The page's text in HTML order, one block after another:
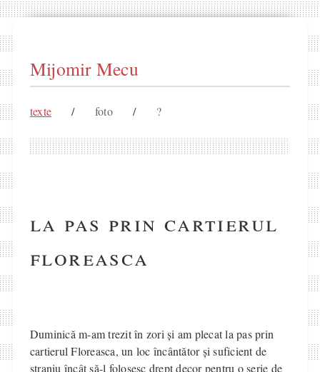
Mijomir Mecu
texte / foto / ?
la pas prin cartierul
floreasca
Duminică m-am trezit în zori și am plecat la pas prin
cartierul Floreasca, un loc încântător și suficient de
straniu încât să-l folosesc drept decor pentru o serie de